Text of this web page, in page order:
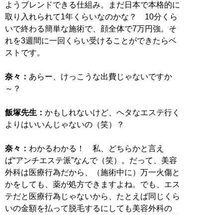
ようブレンドできる仕組み。まだ日本で本格的に
取り入れられて1年くらいなのかな？ 10分くら
いで終わる簡単な施術で、顔全体で7万円強。そ
れを3週間に一回くらい受けることができたらベ
ストです。
奈々： あらー、けっこうな出費じゃないですか
～？
飯塚先生： かもしれないけど、ヘタなエステ行く
よりはいいんじゃないの（笑）？
奈々： わかるわかる！ 私、どちらかと言え
ば“アンチエステ派”なんで（笑）。だって、美容
外科は医療行為だから、（施術中に）万一火傷と
かをしても、薬が処方できますよね。でも、エス
テだと医療行為じゃないから、たとえば同じくら
いの金額を払って脱毛するにしても美容外科の